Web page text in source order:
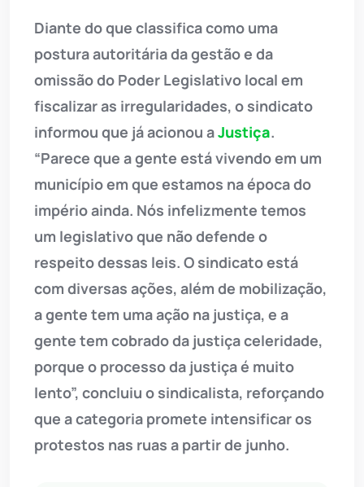
Diante do que classifica como uma
postura autoritária da gestão e da
omissão do Poder Legislativo local em
fiscalizar as irregularidades, o sindicato
informou que já acionou aJustiça.
“Parece que a gente está vivendo em um
município em que estamos na época do
império ainda. Nós infelizmente temos
um legislativo que não defende o
respeito dessas leis. O sindicato está
com diversas ações, além de mobilização,
a gente tem uma ação na justiça, e a
gente tem cobrado da justiça celeridade,
porque o processo da justiça é muito
lento”, concluiu o sindicalista, reforçando
que a categoria promete intensificar os
protestos nas ruas a partir de junho.